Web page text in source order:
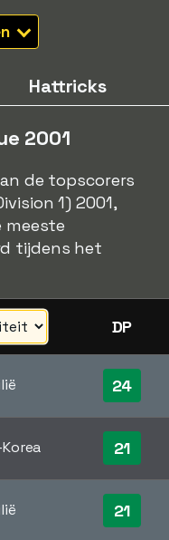
Hattricks
2001
de topscorers
1) 2001,
meeste
tijdens het
DP
24
21
21